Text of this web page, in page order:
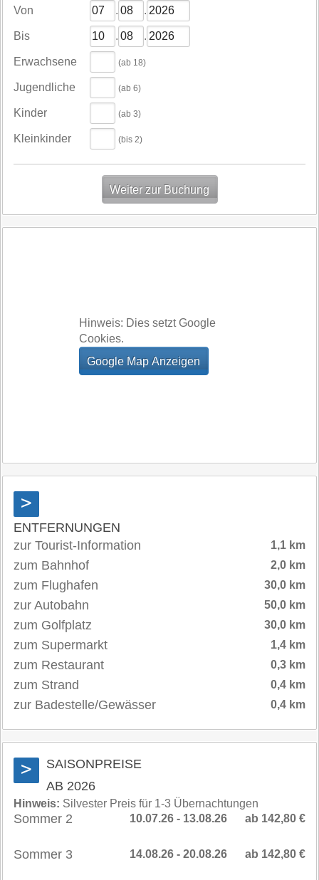
Von . .
Bis . .
Erwachsene (ab 18)
Jugendliche (ab 6)
Kinder (ab 3)
Kleinkinder (bis 2)
Hinweis: Dies setzt Google
Cookies.
>
ENTFERNUNGEN
zur Tourist-Information
1,1 km
zum Bahnhof 2,0 km
zum Flughafen 30,0 km
zur Autobahn 50,0 km
zum Golfplatz 30,0 km
zum Supermarkt 1,4 km
zum Restaurant 0,3 km
zum Strand 0,4 km
zur Badestelle/Gewässer 0,4 km
>
SAISONPREISE
AB 2026
Hinweis: Silvester Preis für 1-3 Übernachtungen
Sommer 2 ab 142,80 €
10.07.26 - 13.08.26
Sommer 3 ab 142,80 €
14.08.26 - 20.08.26